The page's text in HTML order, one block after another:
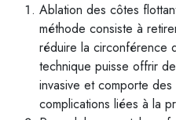
Ablation des côtes
méthode consiste à
réduire la circonférence
technique puisse offrir
invasive et comporte
complications liées à la